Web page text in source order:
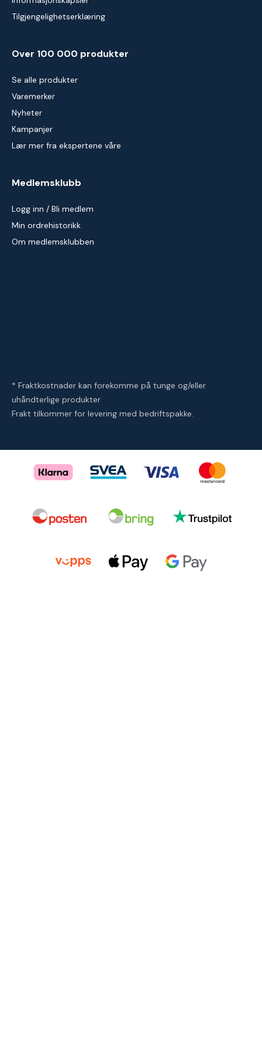
Tilgjengelighetserklæring
Over 100 000 produkter
Se alle produkter
Varemerker
Nyheter
Kampanjer
Lær mer fra ekspertene våre
Medlemsklubb
Logg inn / Bli medlem
Min ordrehistorikk
Om medlemsklubben
* Fraktkostnader kan forekomme på tunge og/eller
uhåndterlige produkter
Frakt tilkommer for levering med bedriftspakke.